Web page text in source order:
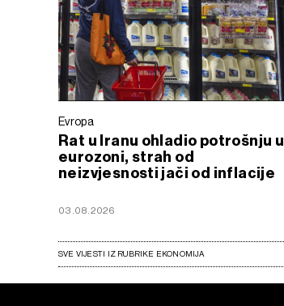
Evropa
Rat u Iranu ohladio potrošnju u
eurozoni, strah od
neizvjesnosti jači od inflacije
03.08.2026
SVE VIJESTI IZ RUBRIKE EKONOMIJA